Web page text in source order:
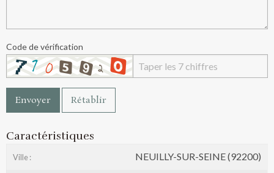
Code de vérification
Envoyer Rétablir
Caractéristiques
Ville : NEUILLY-SUR-SEINE (92200)